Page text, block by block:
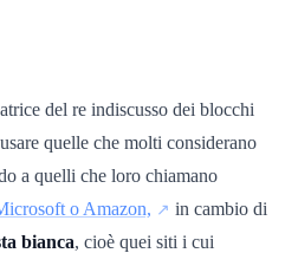
del re indiscusso dei blocchi
quelle che molti considerano
a quelli che loro chiamano
o Amazon,
in cambio di
bianca, cioè quei siti i cui